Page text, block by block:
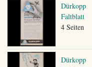
Dürkopp
Faltblatt
4 Seiten
Dürkopp